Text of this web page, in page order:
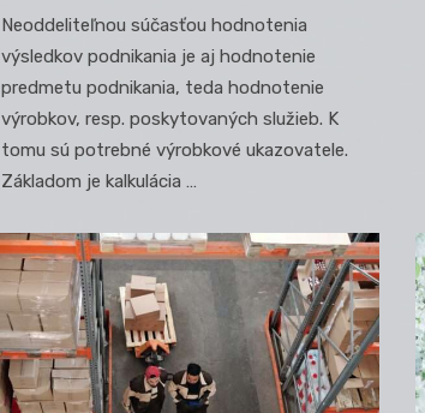
Neoddeliteľnou súčasťou hodnotenia
výsledkov podnikania je aj hodnotenie
predmetu podnikania, teda hodnotenie
výrobkov, resp. poskytovaných služieb. K
tomu sú potrebné výrobkové ukazovatele.
Základom je kalkulácia …